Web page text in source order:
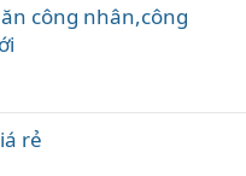
công nhân,công
rẻ